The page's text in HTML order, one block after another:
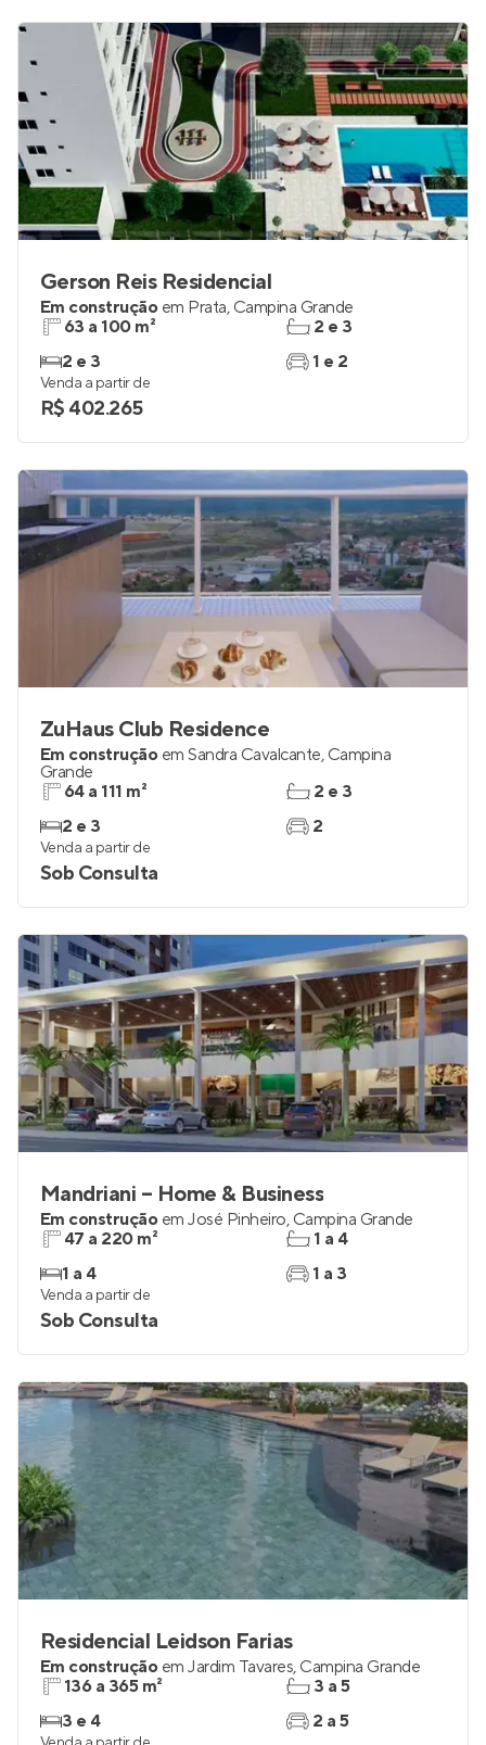
Gerson Reis Residencial
Em construção em Prata, Campina Grande
63 a 100 m²
2 e 3
2 e 3
1 e 2
Venda a partir de
R$ 402.265
ZuHaus Club Residence
Em construção em Sandra Cavalcante, Campina
Grande
64 a 111 m²
2 e 3
2 e 3
2
Venda a partir de
Sob Consulta
Mandriani – Home & Business
Em construção em José Pinheiro, Campina Grande
47 a 220 m²
1 a 4
1 a 4
1 a 3
Venda a partir de
Sob Consulta
Residencial Leidson Farias
Em construção em Jardim Tavares, Campina Grande
136 a 365 m²
3 e 4
3 a 5
2 a 5